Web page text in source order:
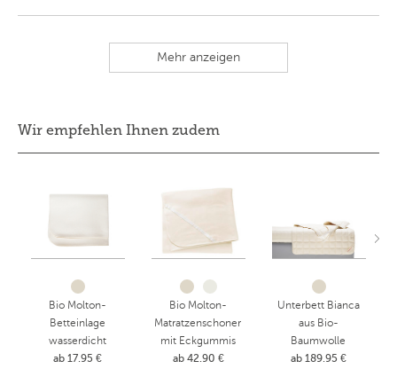
Mehr anzeigen
Wir empfehlen Ihnen zudem
Bio Molton-
Betteinlage
wasserdicht
ab 17.95 €
Bio Molton-
Matratzenschoner
mit Eckgummis
ab 42.90 €
Unterbett Bianca
aus Bio-
Baumwolle
ab 189.95 €